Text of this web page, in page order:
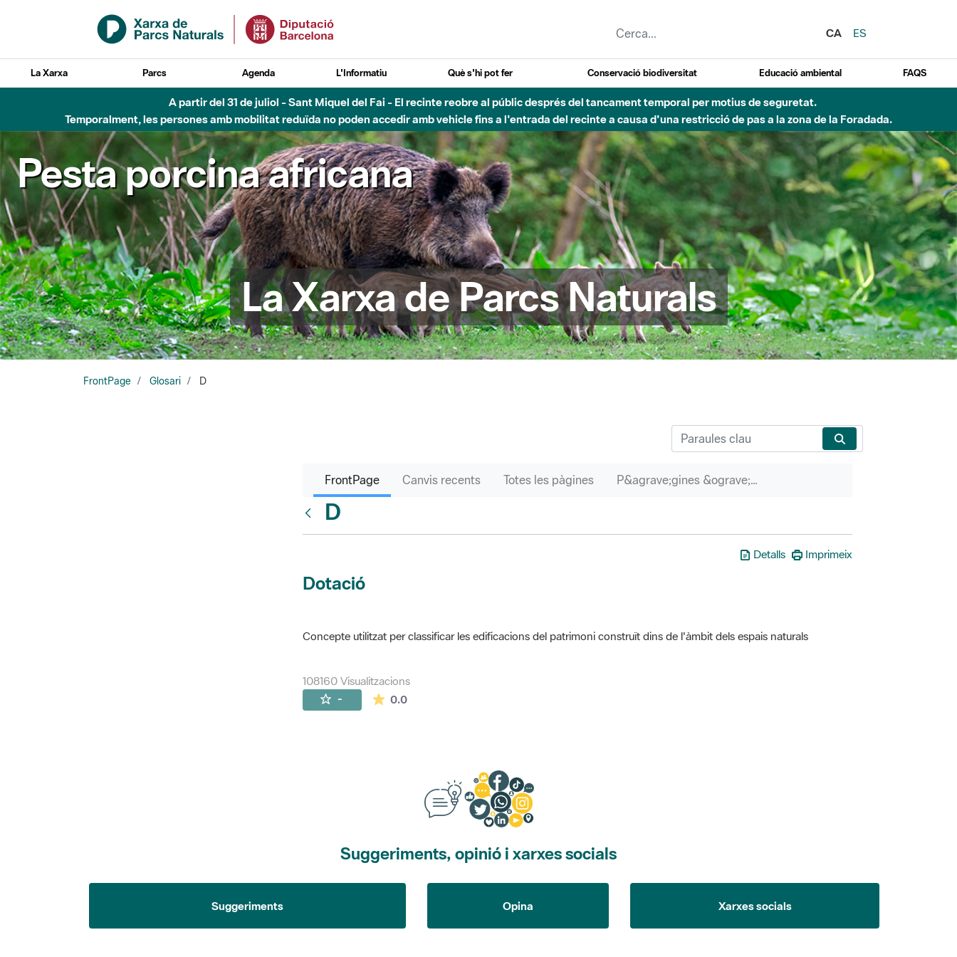
Salta al contingut principal
CA
ES
La Xarxa Parcs Agenda L'Informatiu Què s'hi pot fer Conservació biodiversitat Educació ambiental FAQS
A partir del 31 de juliol - Sant Miquel del Fai - El recinte reobre al públic després del tancament temporal per motius de seguretat.
Temporalment, les persones amb mobilitat reduïda no poden accedir amb vehicle fins a l'entrada del recinte a causa d'una restricció de pas a la zona de la Foradada.
Pesta porcina africana
La Xarxa de Parcs Naturals
FrontPage Glosari D
FrontPage Canvis recents Totes les pàgines P&agrave;gines &ograve;rfenes
D
Detalls Imprimeix
Dotació
Concepte utilitzat per classificar les edificacions del patrimoni construït dins de l'àmbit dels espais naturals
108160 Visualitzacions
- 0.0La mitjana de les valoracions és de 0 estrelles de 5.
Suggeriments, opinió i xarxes socials
Suggeriments Opina Xarxes socials